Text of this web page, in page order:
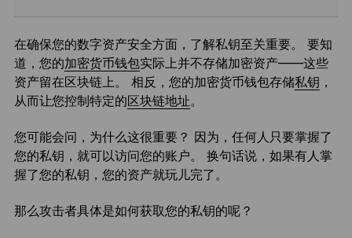
在确保您的数字资产安全方面，了解私钥至关重要。 要知
道，您的加密货币钱包实际上并不存储加密资产——这些
资产留在区块链上。 相反，您的加密货币钱包存储私钥 ，
从而让您控制特定的区块链地址。
您可能会问，为什么这很重要？ 因为，任何人只要掌握了
您的私钥，就可以访问您的账户。 换句话说，如果有人掌
握了您的私钥，您的资产就玩儿完了。
那么攻击者具体是如何获取您的私钥的呢？